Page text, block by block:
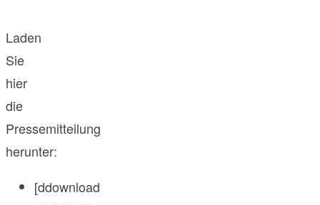
Laden
Sie
hier
die
Pressemitteilung
herunter:
[ddownload